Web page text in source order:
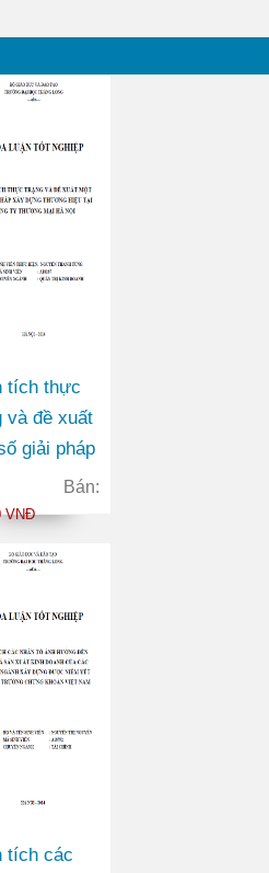
tích thực
và đề xuất
giải pháp
thương
Công ty
Bán:
VNĐ
tích các